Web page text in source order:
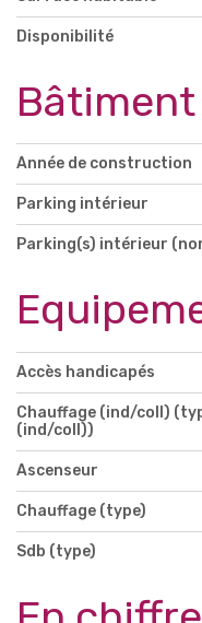
Disponibilité
Bâtiment
Année de construction
Parking intérieur
Parking(s) intérieur
Accès handicapés
Chauffage (ind/coll)
(ind/coll))
Ascenseur
Chauffage (type)
Sdb (type)